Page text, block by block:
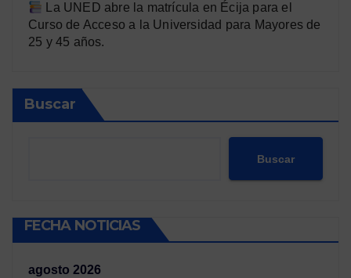
La UNED abre la matrícula en Écija para el
Curso de Acceso a la Universidad para Mayores de
25 y 45 años.
Buscar
Buscar
FECHA NOTICIAS
agosto 2026